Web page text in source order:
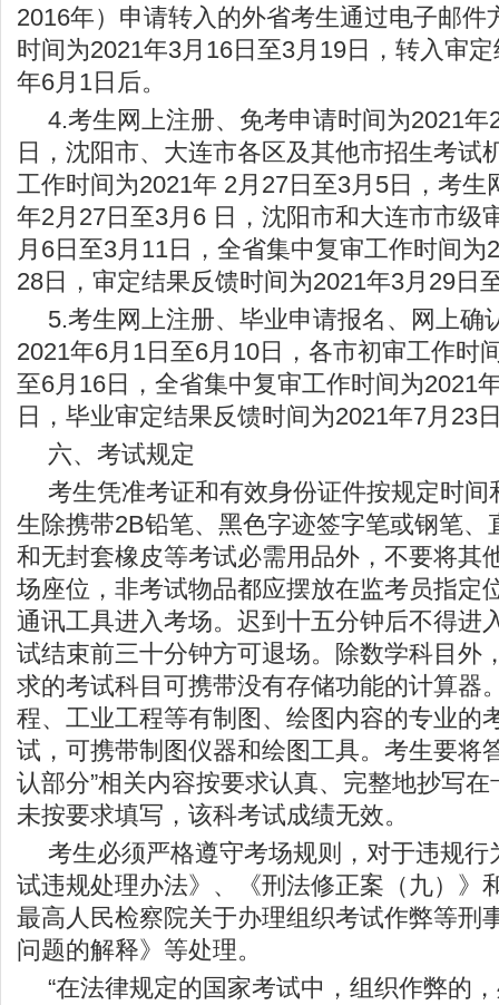
2016年）申请转入的外省考生通过电子邮件
时间为2021年3月16日至3月19日，转入审
年6月1日后。
4.考生网上注册、免考申请时间为2021年
日，沈阳市、大连市各区及其他市招生考试
工作时间为2021年 2月27日至3月5日，考生
年2月27日至3月6 日，沈阳市和大连市市级
月6日至3月11日，全省集中复审工作时间为
28日，审定结果反馈时间为2021年3月29日
5.考生网上注册、毕业申请报名、网上确
2021年6月1日至6月10日，各市初审工作时
至6月16日，全省集中复审工作时间为2021
日，毕业审定结果反馈时间为2021年7月23
六、考试规定
考生凭准考证和有效身份证件按规定时间
生除携带2B铅笔、黑色字迹签字笔或钢笔、
和无封套橡皮等考试必需用品外，不要将其
场座位，非考试物品都应摆放在监考员指定
通讯工具进入考场。迟到十五分钟后不得进
试结束前三十分钟方可退场。除数学科目外
求的考试科目可携带没有存储功能的计算器
程、工业工程等有制图、绘图内容的专业的
试，可携带制图仪器和绘图工具。考生要将
认部分”相关内容按要求认真、完整地抄写
未按要求填写，该科考试成绩无效。
考生必须严格遵守考场规则，对于违规行
试违规处理办法》、《刑法修正案（九）》
最高人民检察院关于办理组织考试作弊等刑
问题的解释》等处理。
“在法律规定的国家考试中，组织作弊的